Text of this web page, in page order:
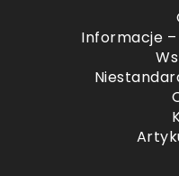
Informacje